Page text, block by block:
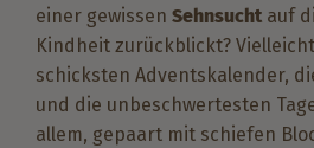
einer gewissen Sehnsucht auf
Kindheit zurückblickt?
schicksten Adventskalender,
und die unbeschwertesten
allem, gepaart mit schiefen